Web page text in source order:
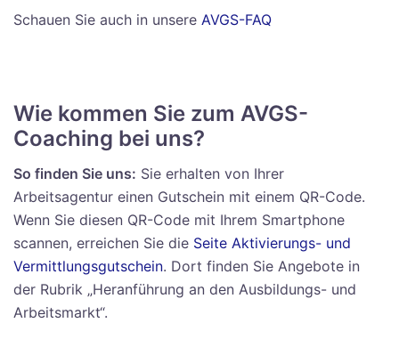
Schauen Sie auch in unsere AVGS-FAQ
Wie kommen Sie zum AVGS-
Coaching bei uns?
So finden Sie uns: Sie erhalten von Ihrer
Arbeitsagentur einen Gutschein mit einem QR-Code.
Wenn Sie diesen QR-Code mit Ihrem Smartphone
scannen, erreichen Sie die Seite Aktivierungs- und
Vermittlungsgutschein. Dort finden Sie Angebote in
der Rubrik „Heranführung an den Ausbildungs- und
Arbeitsmarkt“.